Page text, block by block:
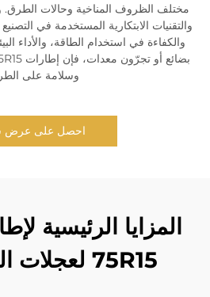
مختلف الظروف المناخية وحالات الطرق.
والتقنيات الابتكارية المستخدمة في التصنيع
والكفاءة في استخدام الطاقة، والأداء
وسلامة على
احصل على عرض
75R15 لعجلات المقطورات